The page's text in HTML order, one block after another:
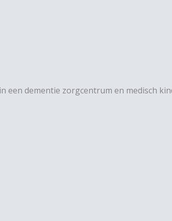
een dementie zorgcentrum en medisch